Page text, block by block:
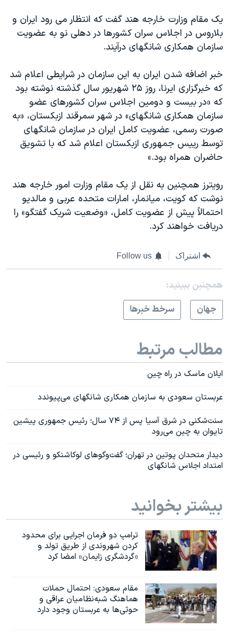
یک مقام وزارت خارجه هند گفت که انتظار می رود ایران و
بلاروس در اجلاس سران کشورها در دهلی نو به عضویت
سازمان همکاری شانگهای درآیند.
خبر اضافه شدن ایران به این سازمان در شرایطی اعلام شد
که خبرگزاری ایرنا، روز ۲۵ شهریور سال گذشته نوشته بود
که «در بیست و دومین اجلاس سران کشورهای عضو
سازمان همکاری شانگهای» در شهر سمرقند ازبکستان، «به
صورت رسمی، عضویت کامل ایران در سازمان شانگهای
توسط رییس جمهوری ازبکستان اعلام شد که با تشویق
حاضران همراه بود.»
رویترز همچنین به نقل از یک مقام وزارت امور خارجه هند
نوشت که کویت، میانمار، امارات متحده عربی و مالدیو
احتمالاً پیش از عضویت کامل، «وضعیت شریک گفتگو» را
دریافت خواهند کرد.
اشتراک Follow us
همچنبن ببینید:
جهان
سرخط خبرها
مطالب مرتبط
ایلان ماسک در راه چین
عربستان سعودی به سازمان همکاری شانگهای می‌پیوندد
سنت‌شکنی در شرق آسیا پس از ۷۴ سال؛ رئیس جمهوری پیشین
تایوان به چین می‌رود
دیدار متحدان پوتین در تهران؛ گفت‌و‌گوهای لوکاشنکو و رئیسی در
امتداد اجلاس شانگهای
بیشتر بخوانید
ترامپ دو فرمان اجرایی برای محدود
کردن شهروندی از طریق تولد و
«گردشگری زایمان» امضا کرد
مقام سعودی: احتمال حملات
هماهنگ شبه‌نظامیان عراقی و
حوثی‌ها به عربستان وجود دارد